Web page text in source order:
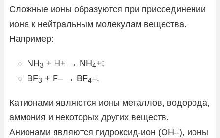
Сложные ионы образуются при присоединении
иона к нейтральным молекулам вещества.
Например:
NH3 + H+ → NH4+;
BF3 + F– → BF4–.
Катионами являются ионы металлов, водорода,
аммония и некоторых других веществ.
Анионами являются гидроксид-ион (OH–), ионы